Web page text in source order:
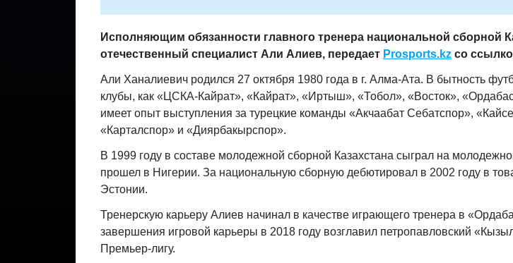
Исполняющим обязанности главного тренера национальной сборной
отечественный специалист Али Алиев, передает Prosports.kz со
Али Ханалиевич родился 27 октября 1980 года в г. Алма-Ата. В бытность
клубы, как «ЦСКА-Кайрат», «Кайрат», «Иртыш», «Тобол», «Восток»,
имеет опыт выступления за турецкие команды «Акчаабат Себатспор»,
«Карталспор» и «Диярбакырспор».
В 1999 году в составе молодежной сборной Казахстана сыграл на
прошел в Нигерии. За национальную сборную дебютировал в 2002 году в
Эстонии.
Тренерскую карьеру Алиев начинал в качестве играющего тренера в
завершения игровой карьеры в 2018 году возглавил петропавловский
Премьер-лигу.